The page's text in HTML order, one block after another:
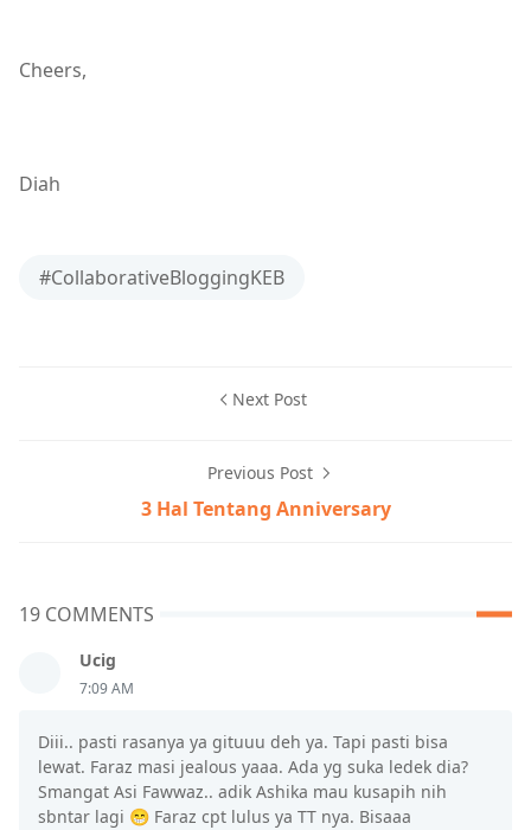
Cheers,
Diah
#CollaborativeBloggingKEB
Next Post
Previous Post
3 Hal Tentang Anniversary
19 COMMENTS
Ucig
7:09 AM
Diii.. pasti rasanya ya gituuu deh ya. Tapi pasti bisa
lewat. Faraz masi jealous yaaa. Ada yg suka ledek dia?
Smangat Asi Fawwaz.. adik Ashika mau kusapih nih
sbntar lagi 😁 Faraz cpt lulus ya TT nya. Bisaaa